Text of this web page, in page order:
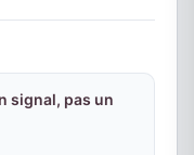
signal, pas un